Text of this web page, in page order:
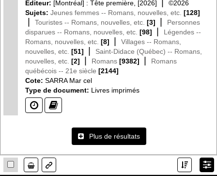
Éditeur: [Montréal] : Tête première, [2026] |
©2026
Sujets: Jeunes femmes -- Romans, nouvelles, etc. [128]
| Touristes -- Romans, nouvelles, etc. [3] |
Personnes
disparues -- Romans, nouvelles, etc. [98] |
Légendes --
Romans, nouvelles, etc. [8] |
Villages -- Romans,
nouvelles, etc. [51] |
Saint-Didace (Québec) -- Romans,
nouvelles, etc. [2] | Romans [9382] |
Romans
québécois -- 21e siècle [2144]
Cote: SARRA Mar cel
Type de document: Livres imprimés
(?) (?)
Plus de résultats
Lien